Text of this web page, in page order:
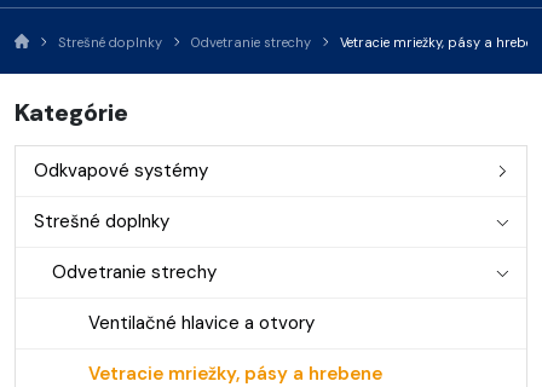
Strešné doplnky Odvetranie strechy Vetracie mriežky, pásy a
Kategórie
Odkvapové systémy
Strešné doplnky
Odvetranie strechy
Ventilačné hlavice a otvory
Vetracie mriežky, pásy a hrebene